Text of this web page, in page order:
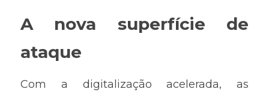
A nova superfície de
ataque
Com a digitalização acelerada, as